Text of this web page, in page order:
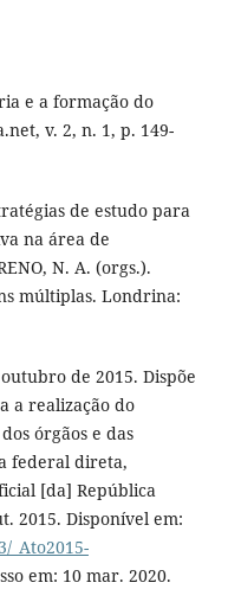
e a formação do
v. 2, n. 1, p. 149-
de estudo para
na área de
N. A. (orgs.).
múltiplas. Londrina:
de 2015. Dispõe
a realização do
órgãos e das
federal direta,
[da] República
2015. Disponível em:
_Ato2015-
em: 10 mar. 2020.